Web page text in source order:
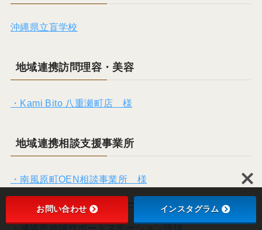
沖縄県立盲学校
地域連携訪問理容・美容
・Kami Bito 八重瀬町店 様
地域連携相談支援事業所
・南風原町OEN相談事業所 様
・浦添市絆相談支援センター 様
・浦添市地域サポートステーション琉球
お問い合わせ インスタグラム